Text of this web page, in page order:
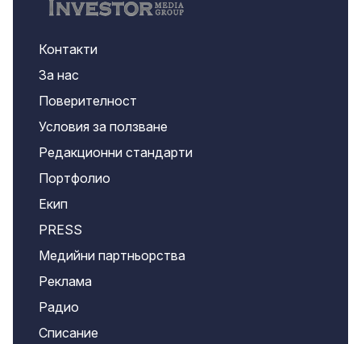
Контакти
За нас
Поверителност
Условия за ползване
Редакционни стандарти
Портфолио
Екип
PRESS
Медийни партньорства
Реклама
Радио
Списание